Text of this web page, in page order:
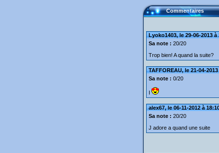
Commentaires
Lyoko1403, le 29-06-2013 à
Sa note : 20/20
Trop bien! A quand la suite?
TAFFOREAU, le 21-04-
Sa note : 0/20
I
alex67, le 06-11-2012 à
Sa note : 20/20
J adore a quand une suite